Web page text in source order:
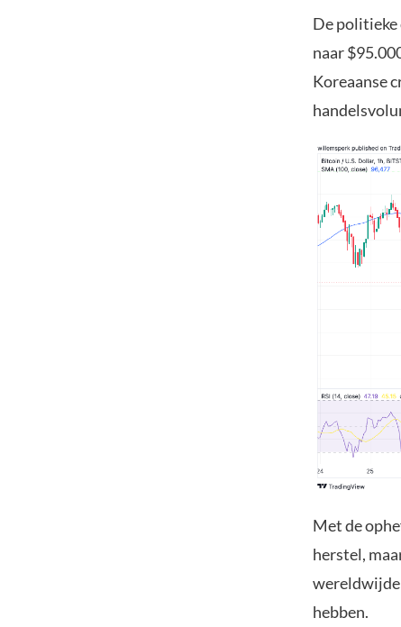
De politieke
naar
Koreaanse
Met de
herstel,
wereldwijde
hebben.